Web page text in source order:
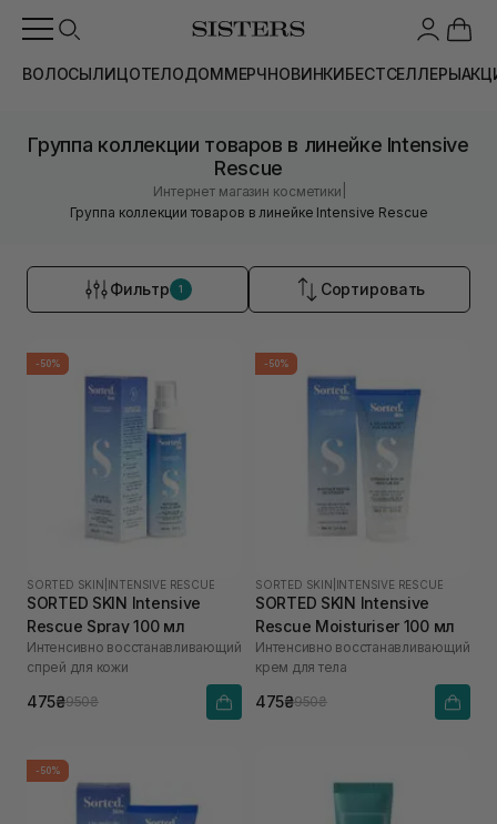
ВОЛОСЫЛИЦОТЕЛОДОММЕРЧНОВИНКИБЕСТСЕЛЛЕРЫ
Группа коллекции товаров в линейке Intensive
Rescue
Интернет магазин косметики
Группа коллекции товаров в линейке Intensive Rescue
Фильтр 1 Сортировать
-50%
SORTED SKIN INTENSIVE RESCUE
SORTED SKIN Intensive
Rescue Spray 100 мл
Интенсивно восстанавливающий
спрей для кожи
475₴950₴
-50%
SORTED SKIN INTENSIVE RESCUE
SORTED SKIN Intensive
Rescue Moisturiser 100 мл
Интенсивно восстанавливающий
крем для тела
475₴950₴
-50%